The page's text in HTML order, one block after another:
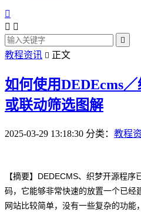

 

教程资讯  正文
如何使用DEDEcms
或联动筛选图解
2025-03-29 13:18:30 分类： 教程
【摘要】DEDECMS、织梦开源程
码，它能够非常快速的放置一个已经
网站比较简单，没有一些复杂的功能